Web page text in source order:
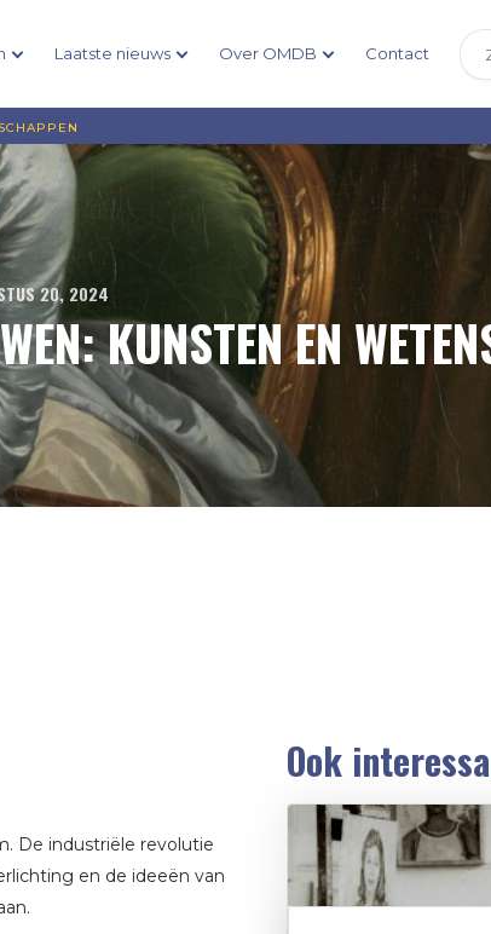
Laatste nieuws Over OMDB Contact
20, 2024
KUNSTEN EN
De industriële revolutie
en de ideeën van
Ook